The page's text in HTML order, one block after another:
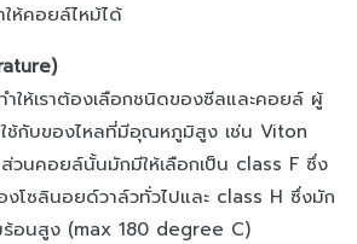
ให้คอยล์ไหม้ได้
ให้เราต้องเลือกชนิดของซีลและคอยล์ ผู้
ใช้กับของไหลที่มีอุณหภูมิสูง เช่น Viton
ส่วนคอยล์นั้นมักมีให้เลือกเป็น class F ซึ่ง
โซลินอยด์วาล์วทั่วไปและ class H ซึ่งมัก
ร้อนสูง (max 180 degree C)